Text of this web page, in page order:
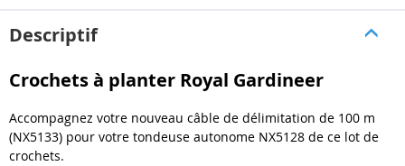
Descriptif
Crochets à planter Royal Gardineer
Accompagnez votre nouveau câble de délimitation de 100 m
(NX5133) pour votre tondeuse autonome NX5128 de ce lot de
crochets.